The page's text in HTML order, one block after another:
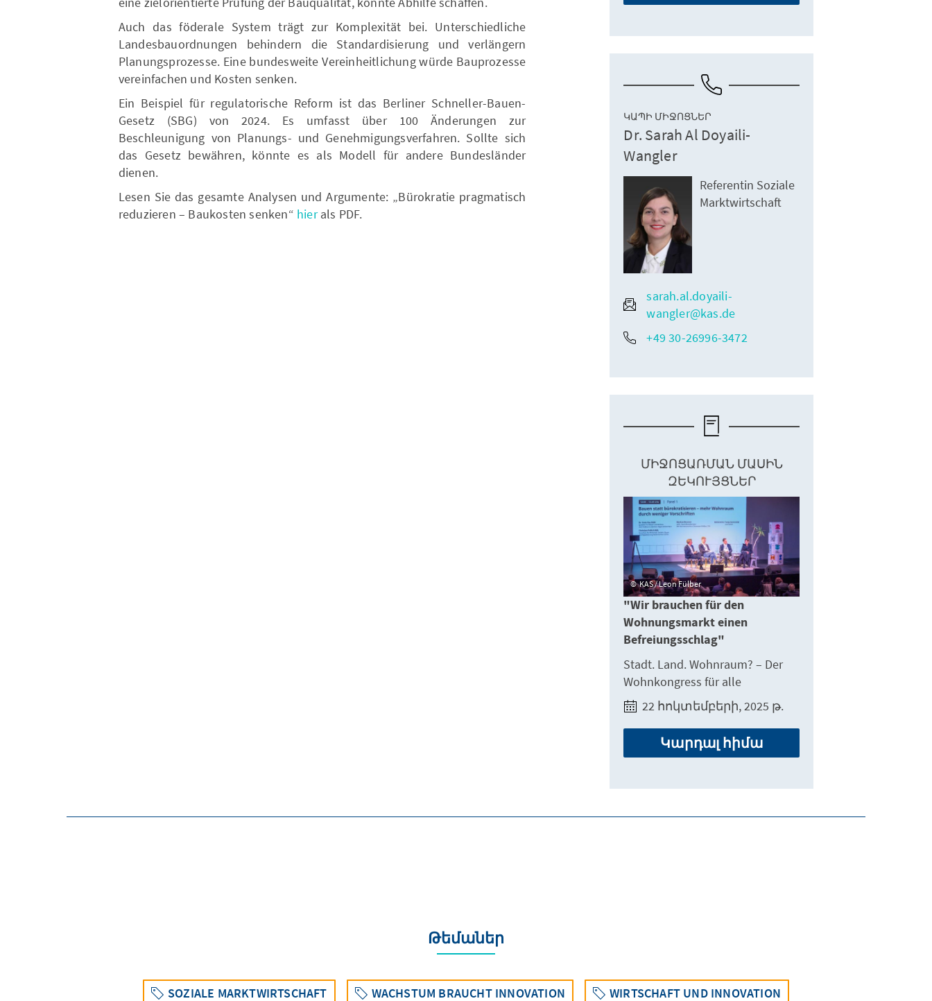
Auch das föderale System trägt zur Komplexität bei. Unterschiedliche
Landesbauordnungen behindern die Standardisierung und verlängern
Planungsprozesse. Eine bundesweite Vereinheitlichung würde Bauprozesse
vereinfachen und Kosten senken.
Ein Beispiel für regulatorische Reform ist das Berliner Schneller-Bauen-
Gesetz (SBG) von 2024. Es umfasst über 100 Änderungen zur
Beschleunigung von Planungs- und Genehmigungsverfahren. Sollte sich
das Gesetz bewähren, könnte es als Modell für andere Bundesländer
dienen.
Lesen Sie das gesamte Analysen und Argumente: „Bürokratie pragmatisch
reduzieren – Baukosten senken“ hierals PDF.
ԿԱՊԻ ՄԻՋՈՑՆԵՐ
Dr. Sarah Al Doyaili-
Wangler
Referentin Soziale
Marktwirtschaft
sarah.al.doyaili-
wangler@kas.de
+49 30-26996-3472
ՄԻՋՈՑԱՌՄԱՆ ՄԱՍԻՆ
ԶԵԿՈՒՅՑՆԵՐ
KAS / Leon Fülber
"Wir brauchen für den
Wohnungsmarkt einen
Befreiungsschlag"
Stadt. Land. Wohnraum? – Der
Wohnkongress für alle
22 հոկտեմբերի, 2025 թ.
Կարդալ հիմա
Թեմաներ
SOZIALE MARKTWIRTSCHAFT WACHSTUM BRAUCHT INNOVATION WIRTSCHAFT UND INNOVATION